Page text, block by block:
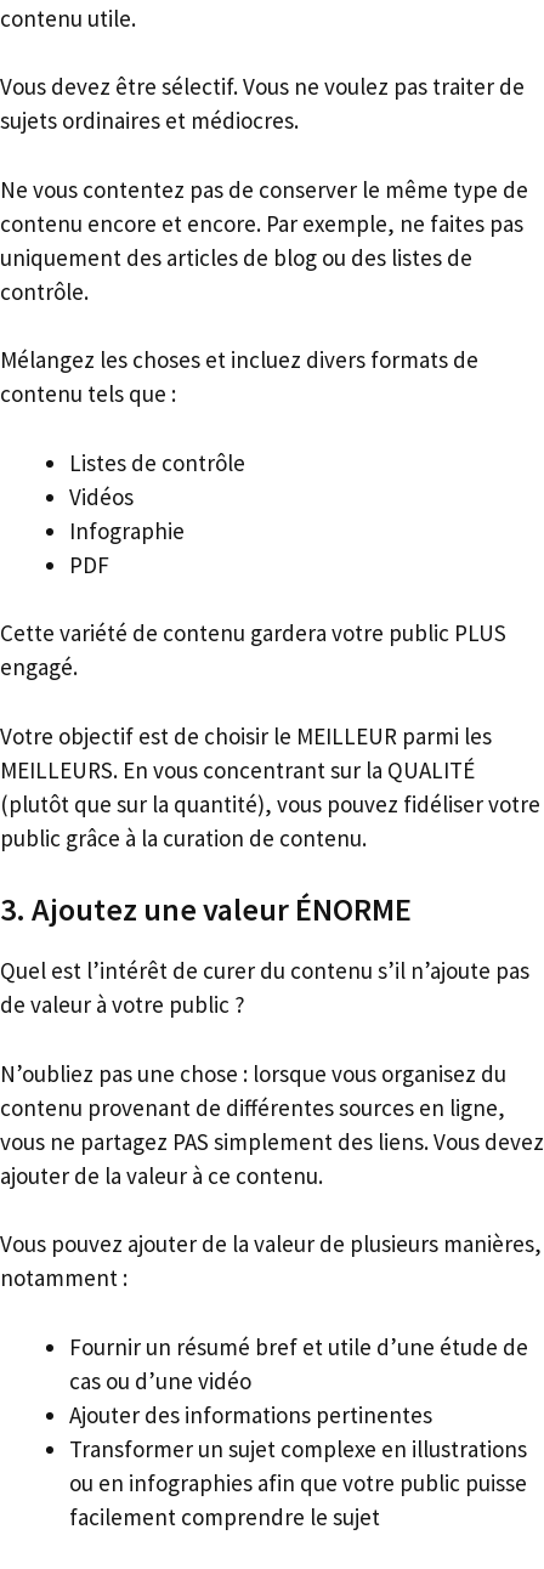
contenu utile.
Vous devez être sélectif. Vous ne voulez pas traiter de
sujets ordinaires et médiocres.
Ne vous contentez pas de conserver le même type de
contenu encore et encore. Par exemple, ne faites pas
uniquement des articles de blog ou des listes de
contrôle.
Mélangez les choses et incluez divers formats de
contenu tels que :
Listes de contrôle
Vidéos
Infographie
PDF
Cette variété de contenu gardera votre public PLUS
engagé.
Votre objectif est de choisir le MEILLEUR parmi les
MEILLEURS. En vous concentrant sur la QUALITÉ
(plutôt que sur la quantité), vous pouvez fidéliser votre
public grâce à la curation de contenu.
3. Ajoutez une valeur ÉNORME
Quel est l’intérêt de curer du contenu s’il n’ajoute pas
de valeur à votre public ?
N’oubliez pas une chose : lorsque vous organisez du
contenu provenant de différentes sources en ligne,
vous ne partagez PAS simplement des liens. Vous devez
ajouter de la valeur à ce contenu.
Vous pouvez ajouter de la valeur de plusieurs manières,
notamment :
Fournir un résumé bref et utile d’une étude de
cas ou d’une vidéo
Ajouter des informations pertinentes
Transformer un sujet complexe en illustrations
ou en infographies afin que votre public puisse
facilement comprendre le sujet